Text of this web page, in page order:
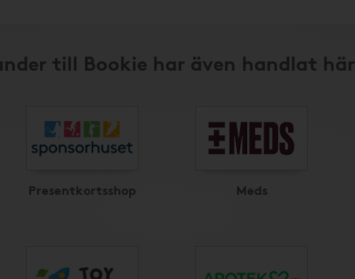
till Bookie har även handlat här
Presentkortsshop Meds